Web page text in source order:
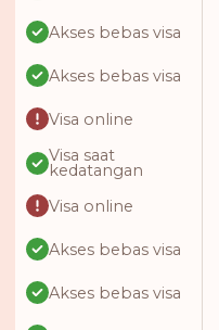
Akses bebas visa
Akses bebas visa
Visa online
Visa saat
kedatangan
Visa online
Akses bebas visa
Akses bebas visa